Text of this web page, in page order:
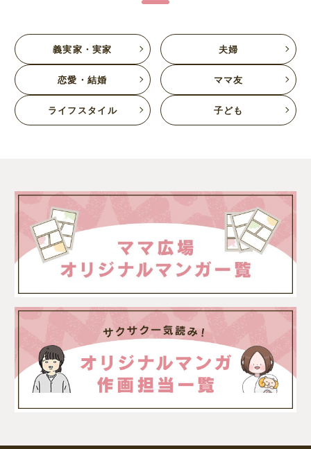
義実家・実家 夫婦
恋愛・結婚 ママ友
ライフスタイル 子ども